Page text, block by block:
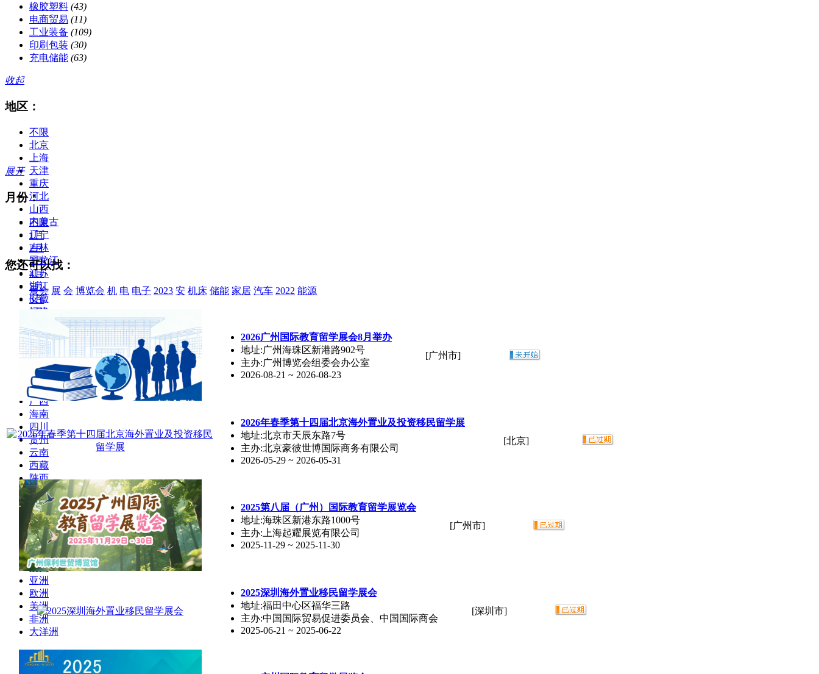
橡胶塑料 (43)
电商贸易 (11)
工业装备 (109)
印刷包装 (30)
充电储能 (63)
收起
地区：
不限
北京
上海
天津
重庆
河北
山西
内蒙古
辽宁
吉林
黑龙江
江苏
浙江
安徽
福建
山东
河南
湖南
广东
广西
海南
四川
贵州
云南
西藏
陕西
甘肃
青海
宁夏
新疆
台湾
香港
澳门
亚洲
欧洲
美洲
非洲
大洋洲
展开
月份：
不限
1月
2月
3月
4月
5月
6月
7月
9月
10月
11月
12月
您还可以找：
展会 展 会 博览会 机 电 电子 2023 安 机床 储能 家居 汽车 2022 能源
2026广州国际教育留学展会8月举办
地址:广州海珠区新港路902号
主办:广州博览会组委会办公室
2026-08-21 ~ 2026-08-23
[广州市]
2026年春季第十四届北京海外置业及投资移民留学展
地址:北京市天辰东路7号
主办:北京豪彼世博国际商务有限公司
2026-05-29 ~ 2026-05-31
[北京]
2025第八届（广州）国际教育留学展览会
地址:海珠区新港东路1000号
主办:上海起耀展览有限公司
2025-11-29 ~ 2025-11-30
[广州市]
2025深圳海外置业移民留学展会
地址:福田中心区福华三路
主办:中国国际贸易促进委员会、中国国际商会
2025-06-21 ~ 2025-06-22
[深圳市]